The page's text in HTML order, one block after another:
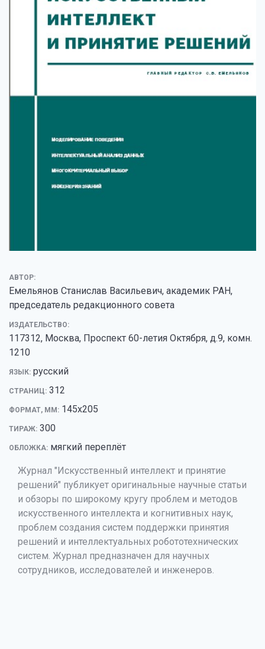
АВТОР:
Емельянов Станислав Васильевич, академик РАН,
председатель редакционного совета
ИЗДАТЕЛЬСТВО:
117312, Москва, Проспект 60-летия Октября, д.9, комн.
1210
ЯЗЫК: русский
СТРАНИЦ: 312
ФОРМАТ, ММ: 145х205
ТИРАЖ: 300
ОБЛОЖКА: мягкий переплёт
Журнал "Искусственный интеллект и принятие
решений" публикует оригинальные научные статьи
и обзоры по широкому кругу проблем и методов
искусственного интеллекта и когнитивных наук,
проблем создания систем поддержки принятия
решений и интеллектуальных робототехнических
систем. Журнал предназначен для научных
сотрудников, исследователей и инженеров.